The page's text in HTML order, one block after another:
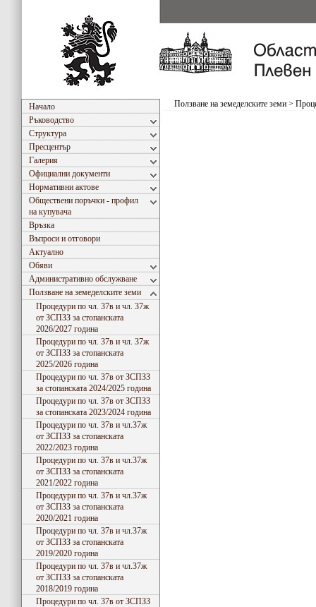
Начало
Ръководство
Структура
Пресцентър
Галерия
Официални документи
Нормативни актове
Обществени поръчки - профил
на купувача
Връзка
Въпроси и отговори
Актуално
Обяви
Административно обслужване
Ползване на земеделските земи
Процедури по чл. 37в и чл. 37ж
от ЗСПЗЗ за стопанската
2026/2027 година
Процедури по чл. 37в и чл. 37ж
от ЗСПЗЗ за стопанската
2025/2026 година
Процедури по чл. 37в от ЗСПЗЗ
за стопанската 2024/2025 година
Процедури по чл. 37в от ЗСПЗЗ
за стопанската 2023/2024 година
Процедури по чл. 37в и чл.37ж
от ЗСПЗЗ за стопанската
2022/2023 година
Процедури по чл. 37в и чл.37ж
от ЗСПЗЗ за стопанската
2021/2022 година
Процедури по чл. 37в и чл.37ж
от ЗСПЗЗ за стопанската
2020/2021 година
Процедури по чл. 37в и чл.37ж
от ЗСПЗЗ за стопанската
2019/2020 година
Процедури по чл. 37в и чл.37ж
от ЗСПЗЗ за стопанската
2018/2019 година
Процедури по чл. 37в от ЗСПЗЗ
Ползване на земеделските земи >